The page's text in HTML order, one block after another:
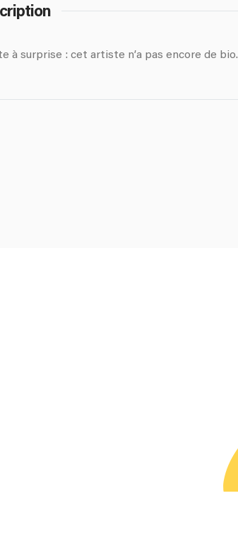
à surprise : cet artiste n’a pas encore de bio.